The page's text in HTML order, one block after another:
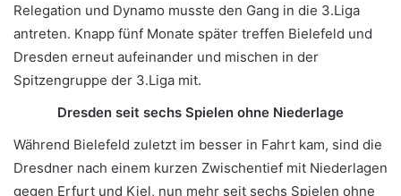
Relegation und Dynamo musste den Gang in die 3.Liga
antreten. Knapp fünf Monate später treffen Bielefeld und
Dresden erneut aufeinander und mischen in der
Spitzengruppe der 3.Liga mit.
Dresden seit sechs Spielen ohne Niederlage
Während Bielefeld zuletzt im besser in Fahrt kam, sind die
Dresdner nach einem kurzen Zwischentief mit Niederlagen
gegen Erfurt und Kiel, nun mehr seit sechs Spielen ohne